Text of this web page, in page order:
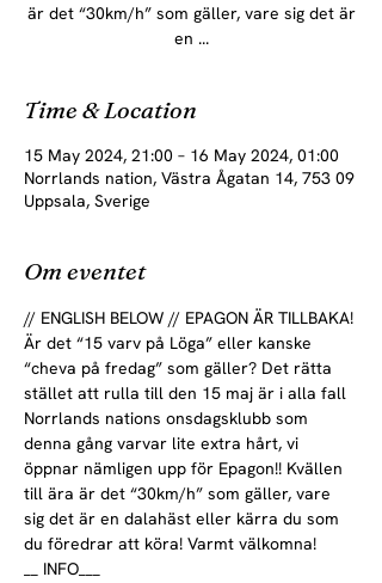
är det “30km/h” som gäller, vare sig det är
en ...
Time & Location
15 May 2024, 21:00 – 16 May 2024, 01:00
Norrlands nation, Västra Ågatan 14, 753 09
Uppsala, Sverige
Om eventet
// ENGLISH BELOW // EPAGON ÄR TILLBAKA!
Är det “15 varv på Löga” eller kanske
“cheva på fredag” som gäller? Det rätta
stället att rulla till den 15 maj är i alla fall
Norrlands nations onsdagsklubb som
denna gång varvar lite extra hårt, vi
öppnar nämligen upp för Epagon!! Kvällen
till ära är det “30km/h” som gäller, vare
sig det är en dalahäst eller kärra du som
du föredrar att köra! Varmt välkomna!
__ INFO___